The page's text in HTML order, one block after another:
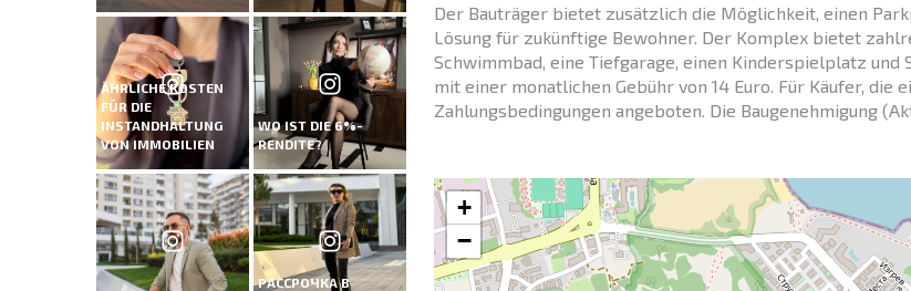
ÄHRLICHE KOSTEN
FÜR DIE
INSTANDHALTUNG
VON IMMOBILIEN
WO IST DIE 6%-
RENDITE?
РАССРОЧКА В
Der Bauträger bietet zusätzlich die Möglichkeit, einen
Lösung für zukünftige Bewohner. Der Komplex bietet
Schwimmbad, eine Tiefgarage, einen Kinderspielplatz
mit einer monatlichen Gebühr von 14 Euro. Für Käufer, die
Zahlungsbedingungen angeboten. Die Baugenehmigung
+
−